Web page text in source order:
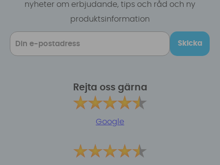
nyheter om erbjudande, tips och råd och ny
produktsinformation
Skicka
Rejta oss gärna
Google